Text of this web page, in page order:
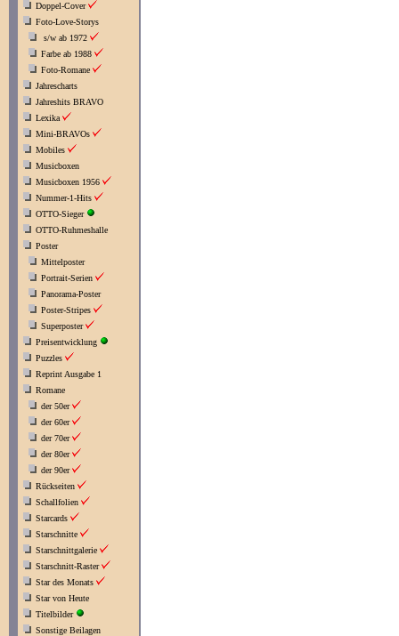
Doppel-Cover
Foto-Love-Storys
s/w ab 1972
Farbe ab 1988
Foto-Romane
Jahrescharts
Jahreshits BRAVO
Lexika
Mini-BRAVOs
Mobiles
Musicboxen
Musicboxen 1956
Nummer-1-Hits
OTTO-Sieger
OTTO-Ruhmeshalle
Poster
Mittelposter
Portrait-Serien
Panorama-Poster
Poster-Stripes
Superposter
Preisentwicklung
Puzzles
Reprint Ausgabe 1
Romane
der 50er
der 60er
der 70er
der 80er
der 90er
Rückseiten
Schallfolien
Starcards
Starschnitte
Starschnittgalerie
Starschnitt-Raster
Star des Monats
Star von Heute
Titelbilder
Sonstige Beilagen